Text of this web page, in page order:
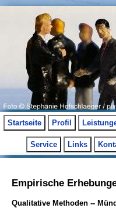
Startseite Profil
Service Links
Empirische
Qualitative Methoden --